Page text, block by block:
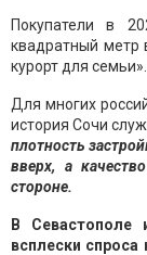
Покупатели в
квадратный метр
курорт для семьи».
Для многих
история Сочи
плотность
вверх, а
стороне.
В
всплески